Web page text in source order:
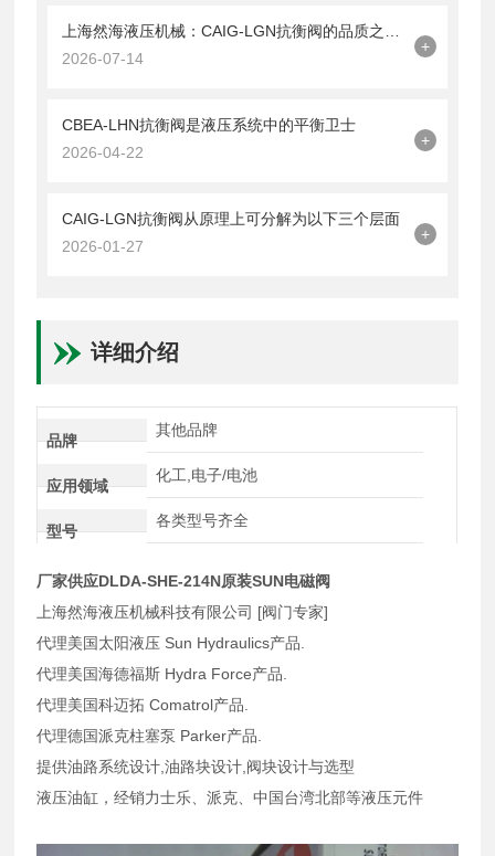
2026-07-14
+
CBEA-LHN抗衡阀是液压系统中的平衡卫士
2026-04-22
+
CAIG-LGN抗衡阀从原理上可分解为以下三个层面
2026-01-27
+
详细介绍
品牌
其他品牌
应用领域
化工,电子/电池
型号
各类型号齐全
厂家供应DLDA-SHE-214N原装SUN电磁阀
上海然海液压机械科技有限公司 [阀门专家]
代理美国太阳液压 Sun Hydraulics产品.
代理美国海德福斯 Hydra Force产品.
代理美国科迈拓 Comatrol产品.
代理德国派克柱塞泵 Parker产品.
提供油路系统设计,油路块设计,阀块设计与选型
液压油缸，经销力士乐、派克、中国台湾北部等液压元件